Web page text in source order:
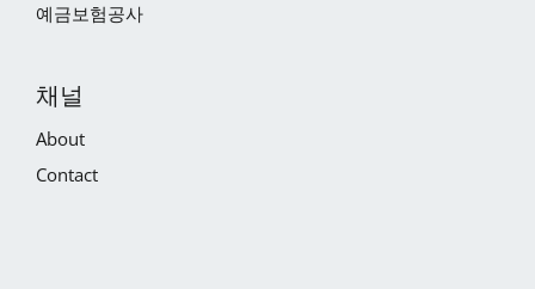
예금보험공사
채널
About
Contact